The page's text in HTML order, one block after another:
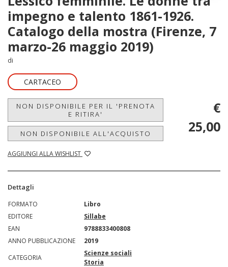
impegno e talento 1861-1926.
Catalogo della mostra (Firenze, 7
marzo-26 maggio 2019)
di
CARTACEO
NON DISPONIBILE PER IL 'PRENOTA
E RITIRA'
NON DISPONIBILE ALL'ACQUISTO
AGGIUNGI ALLA WISHLIST
€
25,00
Dettagli
FORMATO
Libro
EDITORE
Sillabe
EAN
9788833400808
ANNO PUBBLICAZIONE
2019
CATEGORIA
Scienze sociali
Storia